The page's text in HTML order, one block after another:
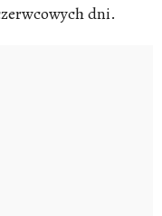
dni.